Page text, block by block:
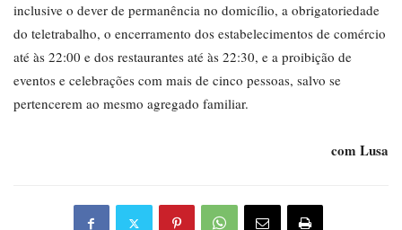
inclusive o dever de permanência no domicílio, a obrigatoriedade
do teletrabalho, o encerramento dos estabelecimentos de comércio
até às 22:00 e dos restaurantes até às 22:30, e a proibição de
eventos e celebrações com mais de cinco pessoas, salvo se
pertencerem ao mesmo agregado familiar.
com Lusa